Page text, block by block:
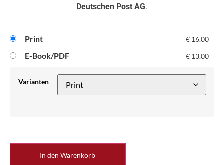
Deutschen Post AG.
Print € 16.00
E-Book/PDF € 13.00
Varianten
In den Warenkorb